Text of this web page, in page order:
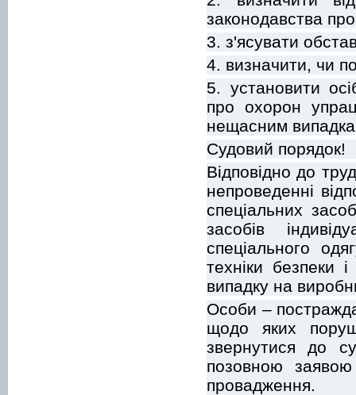
законодавства
3. з'ясувати
4. визначити, чи
5. установити
про охорон
нещасним
Судовий порядок!
Відповідно до
непроведенні
спеціальних
засобів
спеціального
техніки безпеки
випадку на
Особи –
щодо яких
звернутися до
позовною заявою
провадження.